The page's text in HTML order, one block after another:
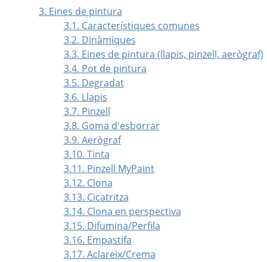
3. Eines de pintura
3.1. Característiques comunes
3.2. Dinàmiques
3.3. Eines de pintura (llapis, pinzell, aerògraf)
3.4. Pot de pintura
3.5. Degradat
3.6. Llapis
3.7. Pinzell
3.8. Goma d'esborrar
3.9. Aerògraf
3.10. Tinta
3.11. Pinzell MyPaint
3.12. Clona
3.13. Cicatritza
3.14. Clona en perspectiva
3.15. Difumina/Perfila
3.16. Empastifa
3.17. Aclareix/Crema